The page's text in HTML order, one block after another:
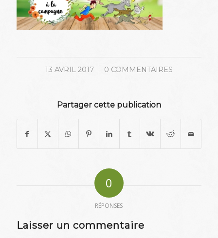
13 AVRIL 2017
/ 0 COMMENTAIRES
Partager cette publication
0
RÉPONSES
Laisser un commentaire